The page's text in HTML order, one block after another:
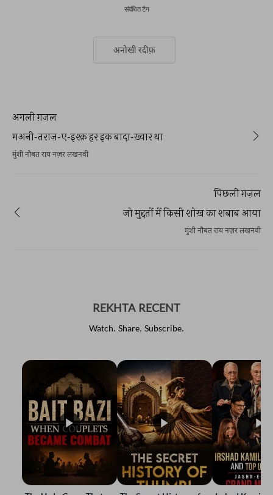
संबंधित टैग
अनोखी रदीफ़
अगली ग़ज़ल
मअनी-तराज़-ए-इश्क़ हर इक बादा-ख़्वार था
मुंशी नौबत राय नज़र लखनवी
पिछली ग़ज़ल
जो मुद्दतों में किसी शोख़ का शबाब आया
मुंशी नौबत राय नज़र लखनवी
REKHTA RECENT
Watch. Share. Subscribe.